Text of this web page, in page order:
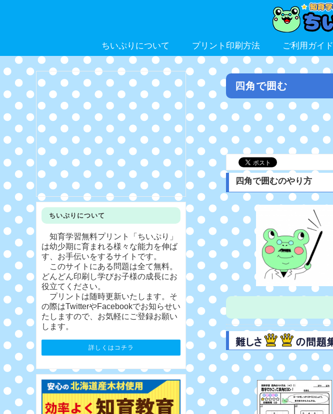
ちいぷりについて プリント印刷方法 ご利用ガイド
四角で囲む
四角で囲むのやり方
ちいぷりについて
知育学習無料プリント「ちいぷり」
は幼少期に育まれる様々な能力を伸ば
す、お手伝いをするサイトです。
このサイトにある問題は全て無料。
どんどん印刷し学びお子様の成長にお
役立てください。
プリントは随時更新いたします。そ
の際はTwitterやFacebookでお知らせい
たしますので、お気軽にご登録お願い
します。
詳しくはコチラ